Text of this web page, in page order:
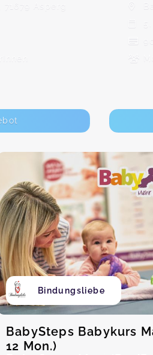
Asperg
Bindungsliebe
BabySteps Babykurs
12 Mon.)